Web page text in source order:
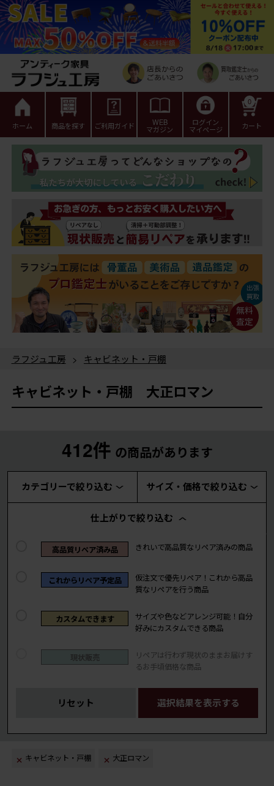
ホーム 商品を探す ご利用ガイド WEB
マガジン
ログイン
マイページ カート
0
ラフジュ工房 > キャビネット・戸棚
キャビネット・戸棚 大正ロマン
412件 の商品があります
カテゴリーで絞り込む サイズ・価格で絞り込む
仕上がりで絞り込む
高品質リペア済み品 きれいで高品質なリペア済みの商品
これからリペア予定品
仮注文で優先リペア！これから高品
質なリペアを行う商品
カスタムできます
サイズや色などアレンジ可能！自分
好みにカスタムできる商品
現状販売
リペアは行わず現状のままお届けす
るお手頃価格な商品
リセット 選択結果を表示する
キャビネット・戸棚 大正ロマン